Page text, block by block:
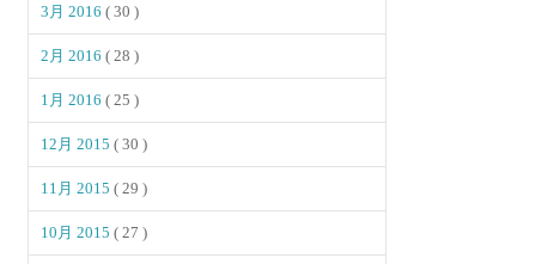
3月 2016( 30 )
2月 2016( 28 )
1月 2016( 25 )
12月 2015( 30 )
11月 2015( 29 )
10月 2015( 27 )